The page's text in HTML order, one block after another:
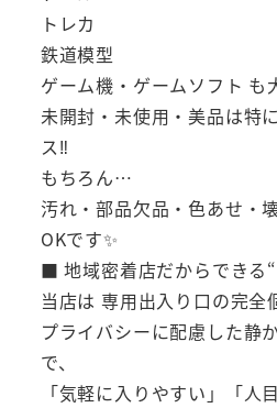
トレカ
鉄道模型
ゲーム機・ゲームソフト も
未開封・未使用・美品は特
ス‼
もちろん…
汚れ・部品欠品・色あせ・
OKです✨
■ 地域密着店だからできる
当店は 専用出入り口の完全
プライバシーに配慮した静
で、
「気軽に入りやすい」「人